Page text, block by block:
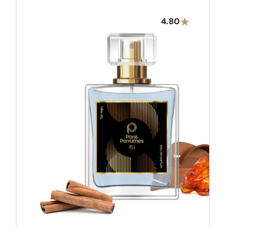
4.80